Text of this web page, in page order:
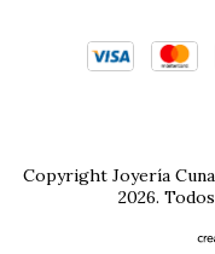
Copyright Joyería
2026.